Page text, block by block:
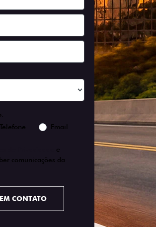
Telefone Email
e
comunicações da
CONTATO